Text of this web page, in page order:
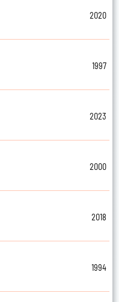
2020
1997
2023
2000
2018
1994